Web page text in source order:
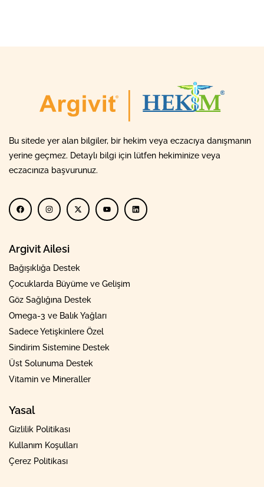
Bu sitede yer alan bilgiler, bir hekim veya eczacıya danışmanın
yerine geçmez. Detaylı bilgi için lütfen hekiminize veya
eczacınıza başvurunuz.
Argivit Ailesi
Bağışıklığa Destek
Çocuklarda Büyüme ve Gelişim
Göz Sağlığına Destek
Omega-3 ve Balık Yağları
Sadece Yetişkinlere Özel
Sindirim Sistemine Destek
Üst Solunuma Destek
Vitamin ve Mineraller
Yasal
Gizlilik Politikası
Kullanım Koşulları
Çerez Politikası